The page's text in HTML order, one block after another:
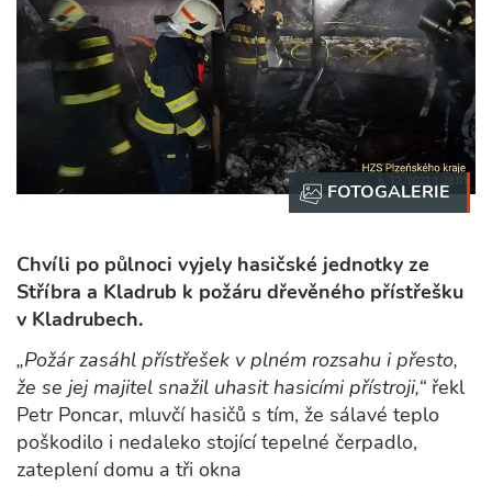
Chvíli po půlnoci vyjely hasičské jednotky ze
Stříbra a Kladrub k požáru dřevěného přístřešku
v Kladrubech.
„Požár zasáhl přístřešek v plném rozsahu i přesto,
že se jej majitel snažil uhasit hasicími přístroji,“ řekl
Petr Poncar, mluvčí hasičů s tím, že sálavé teplo
poškodilo i nedaleko stojící tepelné čerpadlo,
zateplení domu a tři okna